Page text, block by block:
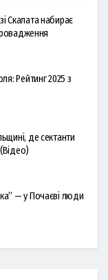
Скалата набирає
Рейтинг 2025 з
де сектанти
— у Почаєві люди